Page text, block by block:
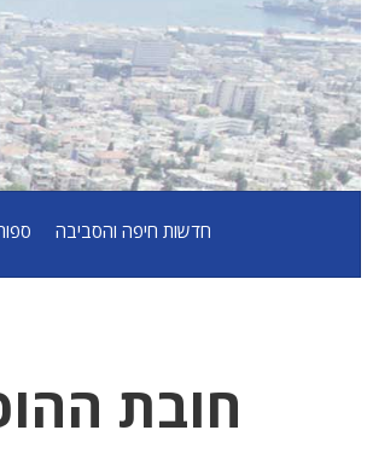
חדשות חיפה והסביבה
חובת